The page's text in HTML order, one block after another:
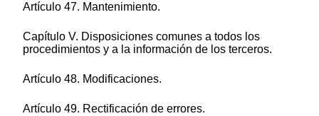
Artículo 47. Mantenimiento.
Capítulo V. Disposiciones comunes a todos los
procedimientos y a la información de los terceros.
Artículo 48. Modificaciones.
Artículo 49. Rectificación de errores.